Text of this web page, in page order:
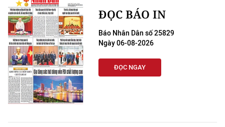
TRI THỨC CHUYÊN SÂU
54 DÂN TỘC VIỆT NAM
CHƯƠNG TRÌNH OCOP - MỖI XÃ
MỘT SẢN PHẨM
RADIO
MEDIA CENTER
ĐỌC BÁO IN
Báo Nhân Dân số 25829
Ngày 06-08-2026
ĐỌC NGAY